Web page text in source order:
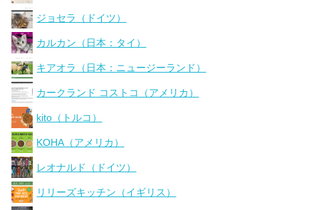
ジョセラ（ドイツ）
カルカン（日本：タイ）
キアオラ（日本：ニュージーランド）
カークランド コストコ（アメリカ）
kito（トルコ）
KOHA（アメリカ）
レオナルド（ドイツ）
リリーズキッチン（イギリス）